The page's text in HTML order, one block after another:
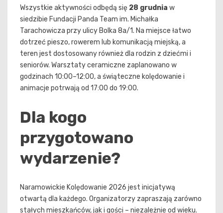
Wszystkie aktywności odbędą się 28 grudnia w
siedzibie Fundacji Panda Team im. Michałka
Tarachowicza przy ulicy Bolka 8a/1. Na miejsce łatwo
dotrzeć pieszo, rowerem lub komunikacją miejską, a
teren jest dostosowany również dla rodzin z dziećmi i
seniorów. Warsztaty ceramiczne zaplanowano w
godzinach 10:00–12:00, a świąteczne kolędowanie i
animacje potrwają od 17:00 do 19:00.
Dla kogo
przygotowano
wydarzenie?
Naramowickie Kolędowanie 2026 jest inicjatywą
otwartą dla każdego. Organizatorzy zapraszają zarówno
stałych mieszkańców, jak i gości – niezależnie od wieku.